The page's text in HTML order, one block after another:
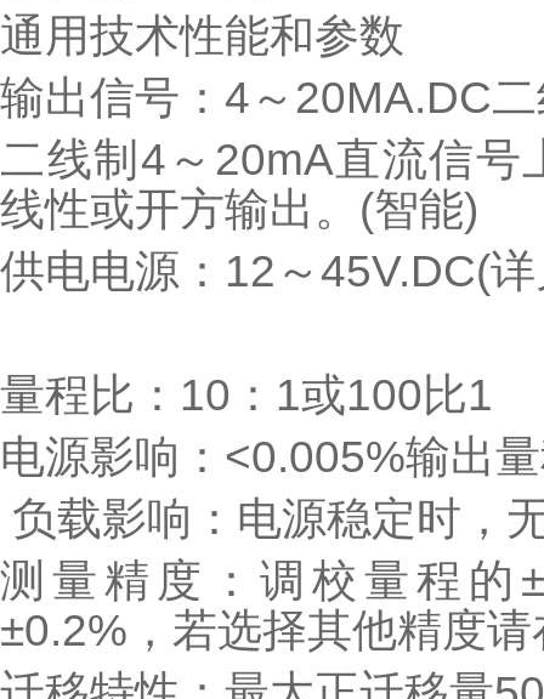
通用技术性能和参数
输出信号：4～20MA.DC
二线制4～20mA直流信
线性或开方输出。(智能)
供电电源：12～45V.DC(
量程比：10：1或100比1
电源影响：<0.005%输出
负载影响：电源稳定时，
测量精度：调校量程的
±0.2%，若选择其他精度